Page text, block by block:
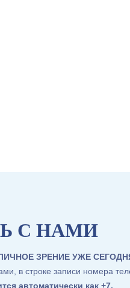
С НАМИ
ЗРЕНИЕ УЖЕ
в строке записи номера
автоматически как +7.